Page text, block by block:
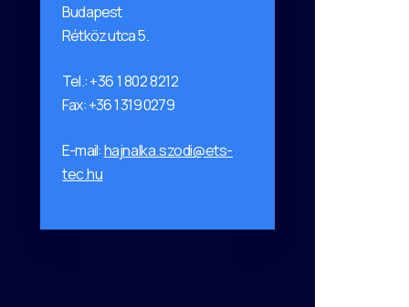
Budapest
Rétköz utca 5.
Tel.:+36 1 802 8212
Fax: +36 1 319 0279
E-mail:hajnalka.szodi@ets-
tec.hu